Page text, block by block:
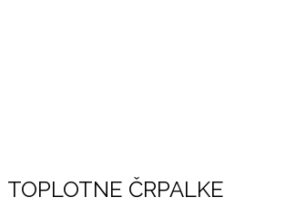
TOPLOTNE ČRPALKE